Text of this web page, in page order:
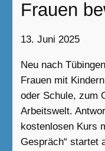
Frauen
13. Juni 2025
Neu nach
Frauen mit
oder Schule, zum
Arbeitswelt.
kostenlosen Kurs
Gespräch“ startet